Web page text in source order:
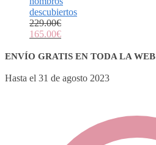
descubiertos
229.00€
165.00€
ENVÍO GRATIS EN TODA LA WEB
Hasta el 31 de agosto 2023